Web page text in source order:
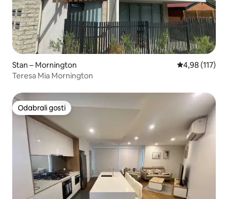
Stan – Mornington Prosječna
4,98 (117)
Teresa Mia Mornington
Odabrali gosti
Odabrali gosti